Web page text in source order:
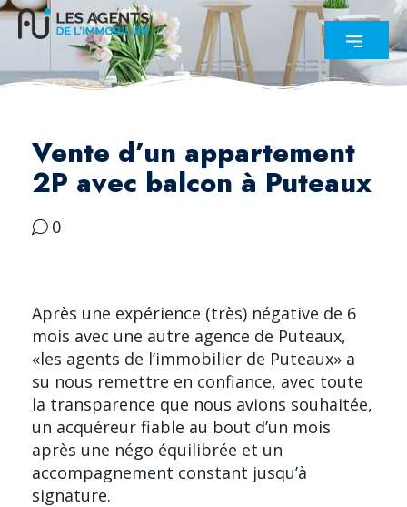
Vente d’un appartement
2P avec balcon à Puteaux
0
Après une expérience (très) négative de 6
mois avec une autre agence de Puteaux,
«les agents de l’immobilier de Puteaux» a
su nous remettre en confiance, avec toute
la transparence que nous avions souhaitée,
un acquéreur fiable au bout d’un mois
après une négo équilibrée et un
accompagnement constant jusqu’à
signature.